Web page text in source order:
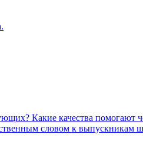
Какие качества помогают
словом к выпускникам